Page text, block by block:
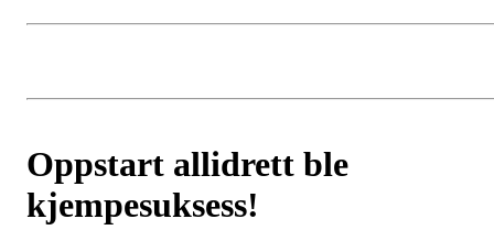
Oppstart allidrett ble
kjempesuksess!